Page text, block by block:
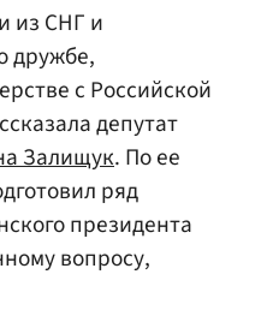
из СНГ и
дружбе,
с Российской
депутат
Залищук. По ее
ряд
президента
вопросу,